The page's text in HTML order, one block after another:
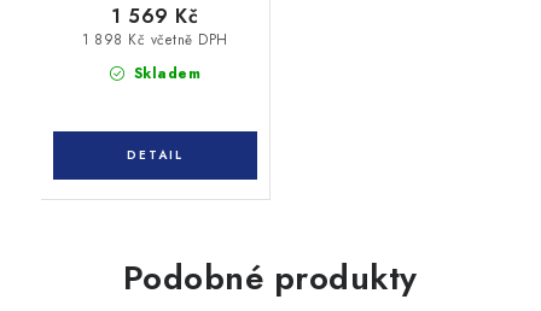
Skladem
1 898 Kč včetně DPH
1 569 Kč
Podobné produkty